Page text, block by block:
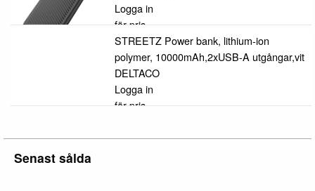
Logga in
för pris
STREETZ Power bank, lithium-ion
polymer, 10000mAh,2xUSB-A utgångar,vit
DELTACO
Logga in
för pris
Senast sålda